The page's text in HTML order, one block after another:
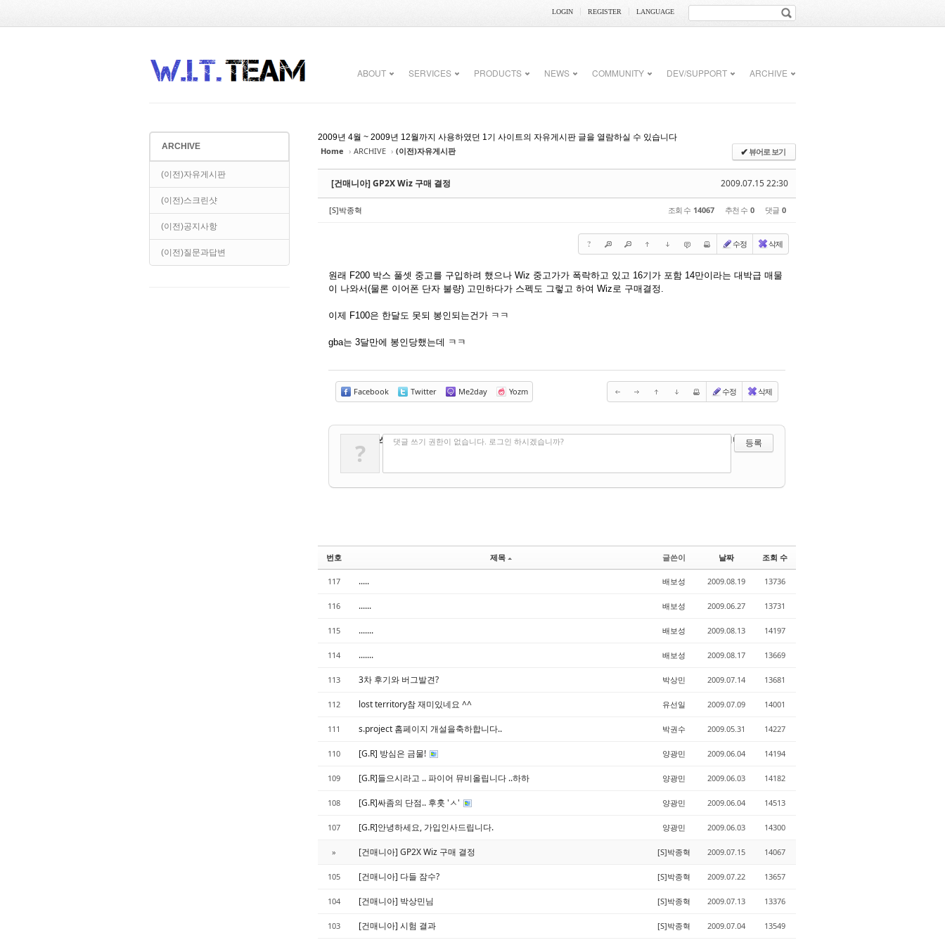
LOGIN REGISTER LANGUAGE
ABOUT SERVICES PRODUCTS NEWS COMMUNITY DEV/SUPPORT ARCHIVE
ARCHIVE
(이전)자유게시판
(이전)스크린샷
(이전)공지사항
(이전)질문과답변
2009년 4월 ~ 2009년 12월까지 사용하였던 1기 사이트의 자유게시판 글을 열람하실 수 있습니다
Home › ARCHIVE › (이전)자유게시판 ✔뷰어로 보기
2009.07.15 22:30
[건매니아] GP2X Wiz 구매 결정
[S]박종혁 조회 수 14067 추천 수 0 댓글 0
? 수정 삭제
원래 F200 박스 풀셋 중고를 구입하려 했으나 Wiz 중고가가 폭락하고 있고 16기가 포함 14만이라는 대박급 매물
이 나와서(물론 이어폰 단자 불량) 고민하다가 스펙도 그렇고 하여 Wiz로 구매결정.
이제 F100은 한달도 못되 봉인되는건가 ㅋㅋ
gba는 3달만에 봉인당했는데 ㅋㅋ
Facebook Twitter Me2day Yozm 수정 삭제
댓글 쓰기 에디터 선택하기
? 댓글 쓰기 권한이 없습니다. 로그인 하시겠습니까?
번호 제목 글쓴이 날짜 조회 수
117 ..... 배보성 2009.08.19 13736
116 ...... 배보성 2009.06.27 13731
115 ....... 배보성 2009.08.13 14197
114 ....... 배보성 2009.08.17 13669
113 3차 후기와 버그발견? 박상민 2009.07.14 13681
112 lost territory참 재미있네요 ^^ 유선일 2009.07.09 14001
111 s.project 홈페이지 개설을축하합니다.. 박권수 2009.05.31 14227
110 [G.R] 방심은 금물! 양광민 2009.06.04 14194
109 [G.R]들으시라고 .. 파이어 뮤비올립니다 ..하하 양광민 2009.06.03 14182
108 [G.R]싸좀의 단점.. 후훗 'ㅅ' 양광민 2009.06.04 14513
107 [G.R]안녕하세요, 가입인사드립니다. 양광민 2009.06.03 14300
» [건매니아] GP2X Wiz 구매 결정 [S]박종혁 2009.07.15 14067
105 [건매니아] 다들 잠수? [S]박종혁 2009.07.22 13657
104 [건매니아] 박상민님 [S]박종혁 2009.07.13 13376
103 [건매니아] 시험 결과 [S]박종혁 2009.07.04 13549
Sketchbook5, 스케치북5
Sketchbook5, 스케치북5
Sketchbook5, 스케치북5
Sketchbook5, 스케치북5